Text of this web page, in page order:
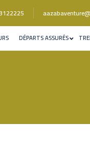
DÉPARTS ASSURÉS